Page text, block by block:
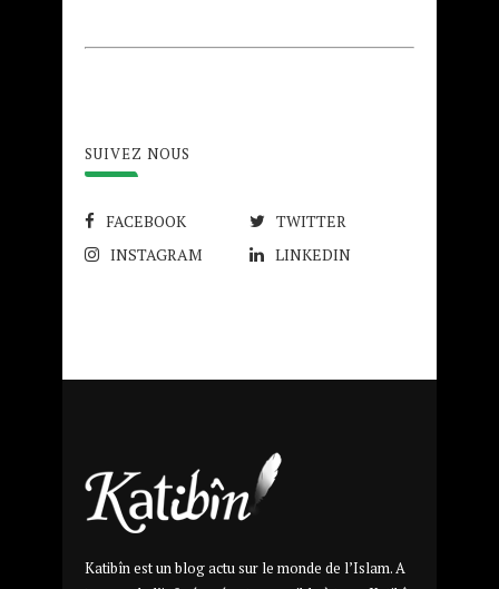
SUIVEZ NOUS
FACEBOOK
TWITTER
INSTAGRAM
LINKEDIN
Katibîn est un blog actu sur le monde de l’Islam. A